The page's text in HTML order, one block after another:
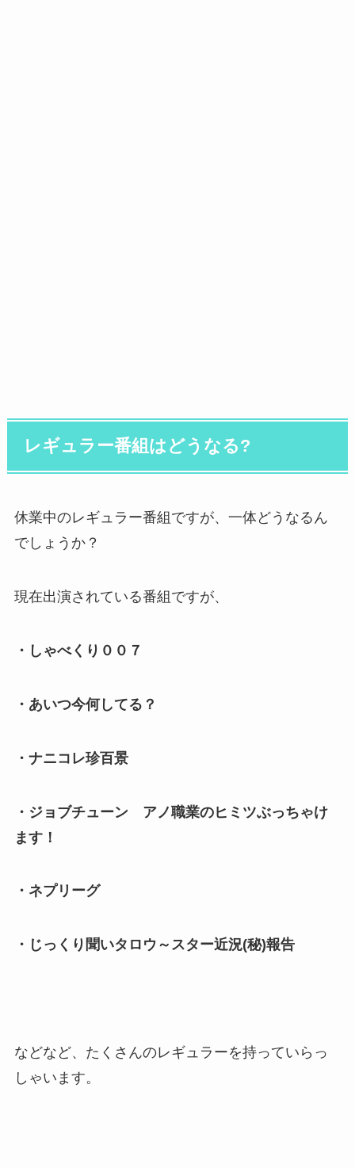
レギュラー番組はどうなる?
休業中のレギュラー番組ですが、一体どうなるん
でしょうか？
現在出演されている番組ですが、
・しゃべくり００７
・あいつ今何してる？
・ナニコレ珍百景
・ジョブチューン アノ職業のヒミツぶっちゃけ
ます！
・ネプリーグ
・じっくり聞いタロウ～スター近況(秘)報告
などなど、たくさんのレギュラーを持っていらっ
しゃいます。